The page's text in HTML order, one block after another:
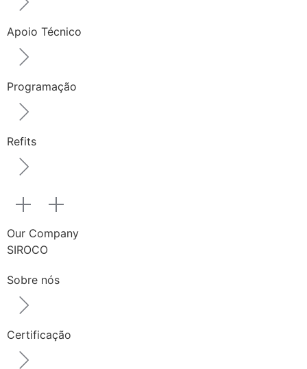
Apoio Técnico
Programação
Refits
Our Company
SIROCO
Sobre nós
Certificação